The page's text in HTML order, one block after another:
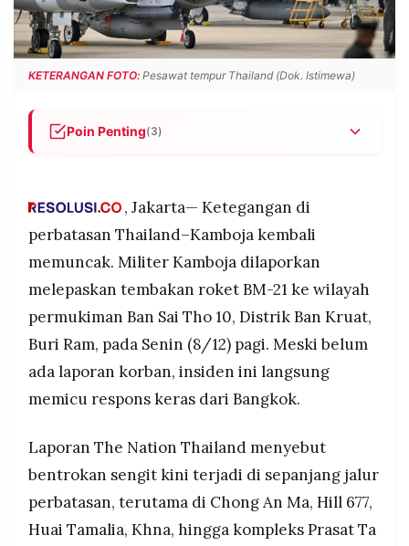
POLICY WARGA
INFORMASI
IKLAN
KIRIM
TULISAN
SERVICE
IKUTI
KAMI
RESOLUSI
©
-
KETERANGAN FOTO: Pesawat tempur Thailand (Dok. Istimewa)
Poin Penting(3)
10, Buri Ram, tanpa laporan korban sejauh ini.
Kontak senjata pecah di sejumlah titik
Prasat Ta Muen Thom, memicu perintah Thailand
untuk menggunakan seluruh kekuatan menjaga
kedaulatan.
Thailand mengerahkan jet tempur F-16 untuk
menyerang target di wilayah Kamboja yang
dianggap sebagai pos komando dan titik
dukungan tembakan
, Jakarta— Ketegangan di
perbatasan Thailand–Kamboja kembali
memuncak. Militer Kamboja dilaporkan
melepaskan tembakan roket BM-21 ke wilayah
permukiman Ban Sai Tho 10, Distrik Ban Kruat,
Buri Ram, pada Senin (8/12) pagi. Meski belum
ada laporan korban, insiden ini langsung
memicu respons keras dari Bangkok.
Laporan The Nation Thailand menyebut
bentrokan sengit kini terjadi di sepanjang jalur
perbatasan, terutama di Chong An Ma, Hill 677,
Huai Tamalia, Khna, hingga kompleks Prasat Ta